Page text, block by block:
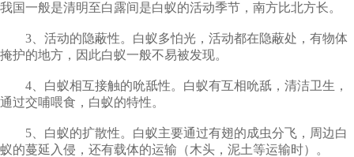
我国一般是清明至白露间是白蚁的活动季节，南方比北方长。
3、活动的隐蔽性。白蚁多怕光，活动都在隐蔽处，有物体
掩护的地方，因此白蚁一般不易被发现。
4、白蚁相互接触的吮舐性。白蚁有互相吮舐，清洁卫生，
通过交哺喂食，白蚁的特性。
5、白蚁的扩散性。白蚁主要通过有翅的成虫分飞，周边白
蚁的蔓延入侵，还有载体的运输（木头，泥土等运输时）。